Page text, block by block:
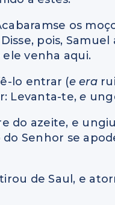
os
pois,
venha aqui.
lo entrar (e era
Levanta-te,e
do azeite, e
Senhor se
de Saul, e